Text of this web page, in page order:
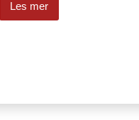
Les mer
Åtte
år